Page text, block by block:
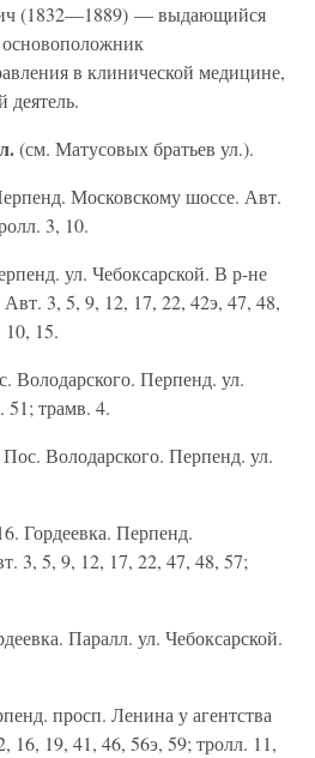
(1832—1889) — выдающийся
основоположник
в клинической медицине,
(см. Матусовых братьев ул.).
Московскому шоссе. Авт.
3, 10.
ул. Чебоксарской. В р-не
3, 5, 9, 12, 17, 22, 42э, 47, 48,
10, 15.
Володарского. Перпенд. ул.
трамв. 4.
Володарского. Перпенд. ул.
Гордеевка. Перпенд.
3, 5, 9, 12, 17, 22, 47, 48, 57;
Паралл. ул. Чебоксарской.
просп. Ленина у агентства
16, 19, 41, 46, 56э, 59; тролл. 11,